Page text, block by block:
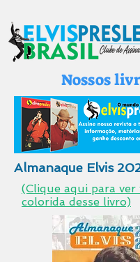
Nossos
Almanaque Elvis
(Clique aqui para ver
colorida desse livro)